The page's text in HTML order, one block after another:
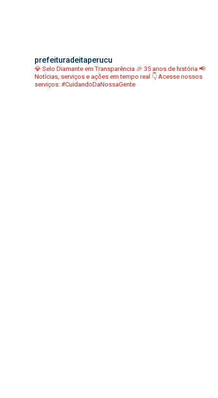
prefeituradeitaperucu
💎 Selo Diamante em Transparência 🎉 35 anos de história 📢
Notícias, serviços e ações em tempo real 👇 Acesse nossos
serviços: #CuidandoDaNossaGente